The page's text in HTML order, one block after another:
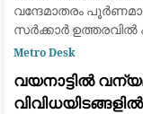
വന്ദേമാതരം
സർക്കാർ ഉത്തരവിൽ
കുഞ്ഞാലിക്കുട്ടി.
പൂർണ്ണമായും ച
Metro Desk
വയനാട്ടിൽ